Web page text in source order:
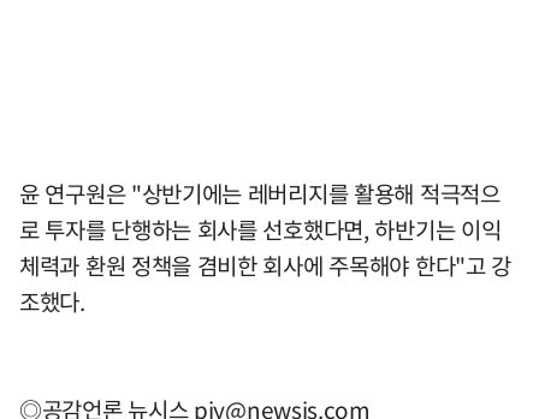
윤 연구원은 "상반기에는 레버리지를 활용해 적극적으
로 투자를 단행하는 회사를 선호했다면, 하반기는 이익
체력과 환원 정책을 겸비한 회사에 주목해야 한다"고 강
조했다.
◎공감언론 뉴시스pjy@newsis.com